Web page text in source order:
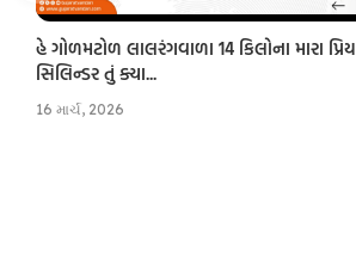
હે ગોળમટોળ લાલરંગવાળા 14 કિલોના મારા પ્રિય
સિલિન્ડર તું ક્યા...
16 માર્ચ, 2026